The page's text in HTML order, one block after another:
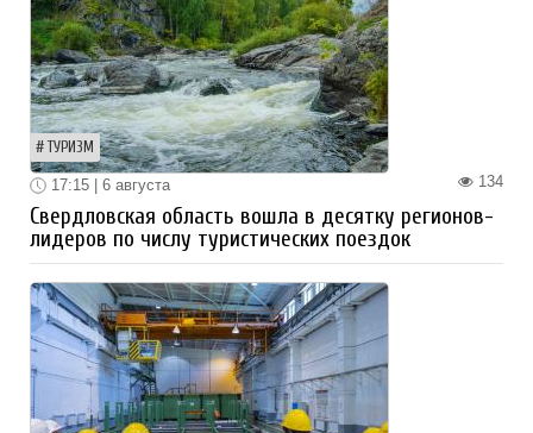
ТУРИЗМ
134
17:15 | 6 августа
Свердловская область вошла в десятку регионов-
лидеров по числу туристических поездок